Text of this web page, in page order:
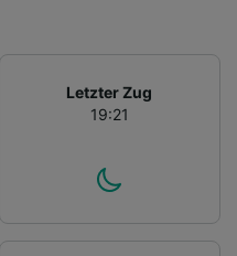
Letzter Zug
19:21